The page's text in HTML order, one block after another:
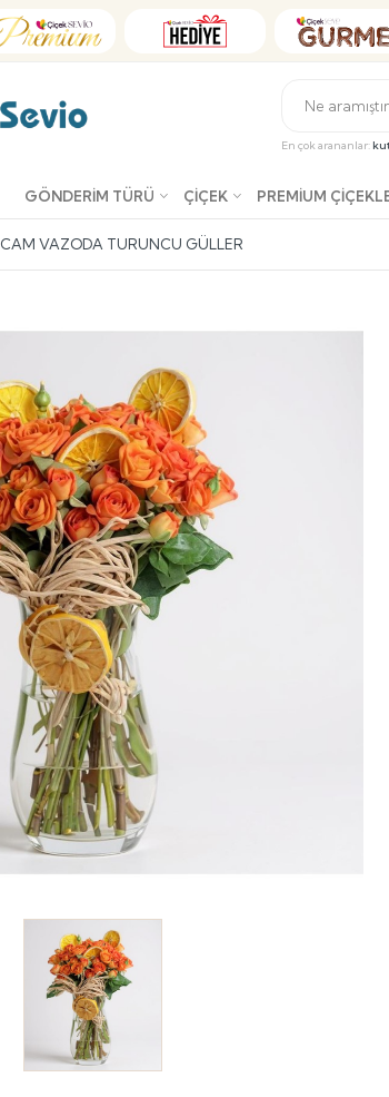
En çok arananlar:
GÖNDERIM TÜRÜ ÇIÇEK PREMIUM
CAM VAZODA TURUNCU GÜLLER